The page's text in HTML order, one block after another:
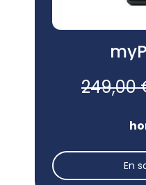
249,00
En